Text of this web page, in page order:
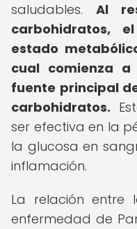
saludables. Al
carbohidratos,
estado
cual comienza
fuente principal
carbohidratos.
ser efectiva en la
la glucosa en
inflamación.
La relación
enfermedad de